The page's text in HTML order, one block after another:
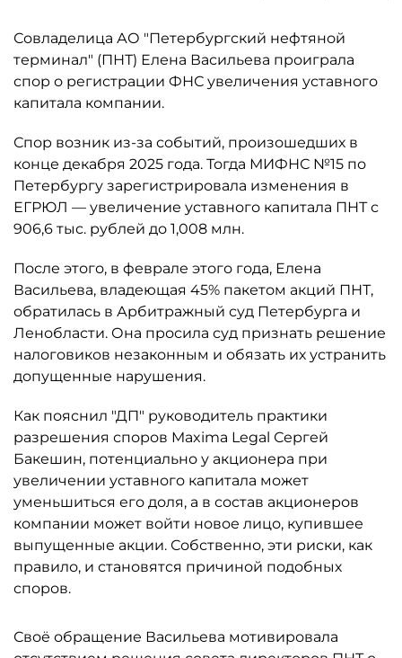
Совладелица АО "Петербургский нефтяной
терминал" (ПНТ) Елена Васильева проиграла
спор о регистрации ФНС увеличения уставного
капитала компании.
Спор возник из-за событий, произошедших в
конце декабря 2025 года. Тогда МИФНС №15 по
Петербургу зарегистрировала изменения в
ЕГРЮЛ — увеличение уставного капитала ПНТ с
906,6 тыс. рублей до 1,008 млн.
После этого, в феврале этого года, Елена
Васильева, владеющая 45% пакетом акций ПНТ,
обратилась в Арбитражный суд Петербурга и
Ленобласти. Она просила суд признать решение
налоговиков незаконным и обязать их устранить
допущенные нарушения.
Как пояснил "ДП" руководитель практики
разрешения споров Maxima Legal Сергей
Бакешин, потенциально у акционера при
увеличении уставного капитала может
уменьшиться его доля, а в состав акционеров
компании может войти новое лицо, купившее
выпущенные акции. Собственно, эти риски, как
правило, и становятся причиной подобных
споров.
Своё обращение Васильева мотивировала